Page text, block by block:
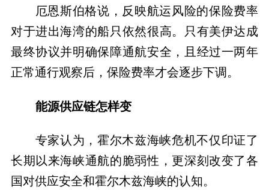
厄恩斯伯格说，反映航运风险的保险费率
对于进出海湾的船只依然很高。只有美伊达成
最终协议并明确保障通航安全，且经过一两年
正常通行观察后，保险费率才会逐步下调。
能源供应链怎样变
专家认为，霍尔木兹海峡危机不仅印证了
长期以来海峡通航的脆弱性，更深刻改变了各
国对供应安全和霍尔木兹海峡的认知。